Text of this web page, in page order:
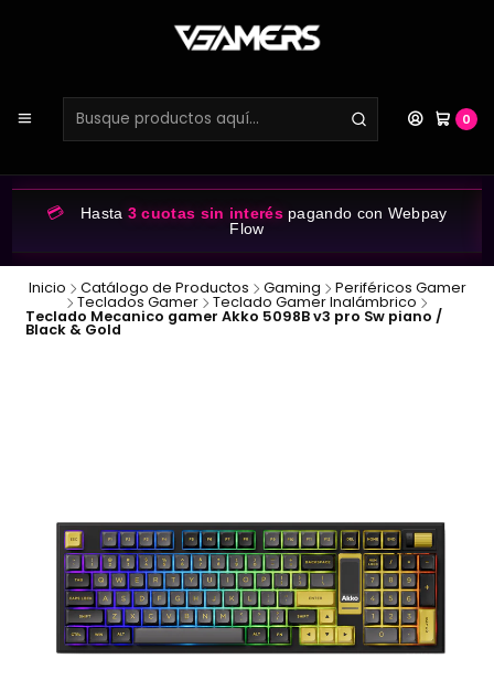
0
💳 Hasta 3 cuotas sin interéspagando con Webpay
Flow
Inicio Catálogo de Productos Gaming Periféricos Gamer
Teclados Gamer Teclado Gamer Inalámbrico
Teclado Mecanico gamer Akko 5098B v3 pro Sw piano /
Black & Gold